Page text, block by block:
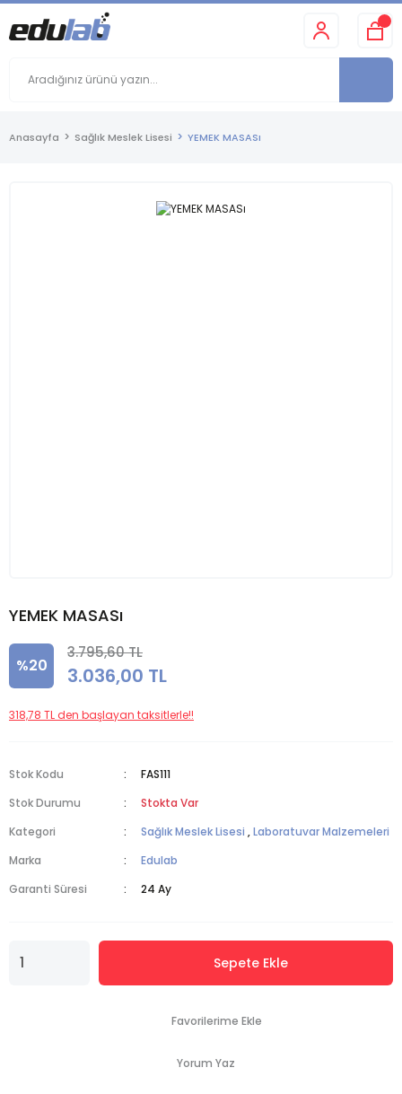
Anasayfa Sağlık Meslek Lisesi YEMEK MASASı
YEMEK MASASı
%20
3.795,60 TL
3.036,00 TL
318,78 TL den başlayan taksitlerle!!
Stok Kodu
FAS111
Stok Durumu
Stokta Var
Kategori
Sağlık Meslek Lisesi ,Laboratuvar Malzemeleri
Marka
Edulab
Garanti Süresi
24 Ay
Sepete Ekle
Yorum Yaz